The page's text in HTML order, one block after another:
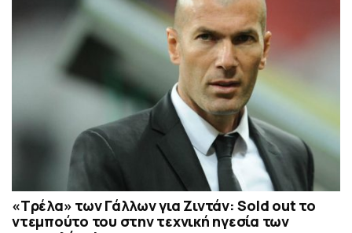
«Τρέλα» των Γάλλων για Ζιντάν: Sold out το
ντεμπούτο του στην τεχνική ηγεσία των